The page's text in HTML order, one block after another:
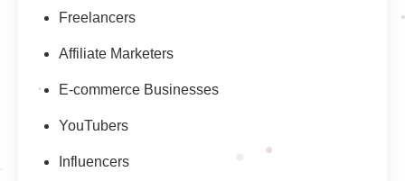
Freelancers
Affiliate Marketers
E-commerce Businesses
YouTubers
Influencers